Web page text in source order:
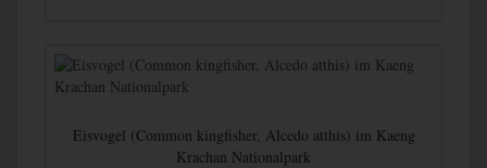
Eisvogel (Common kingfisher, Alcedo atthis) im Kaeng
Krachan Nationalpark